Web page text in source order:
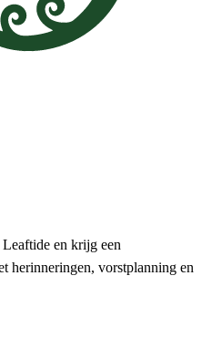
en krijg een
herinneringen, vorstplanning en